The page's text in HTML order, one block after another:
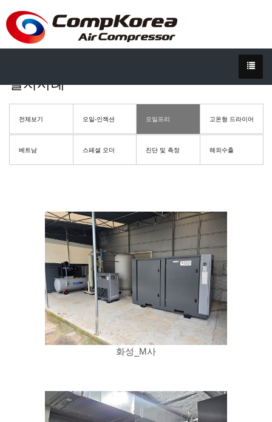
설치사례
전체보기 오일-인젝션 오일프리 고온형 드라이어
베트남 스페셜 오더 진단 및 측정 해외수출
화성_M사